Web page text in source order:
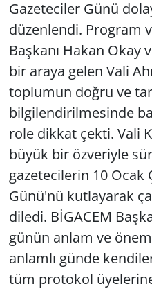
Gazeteciler Günü
düzenlendi. Program
Başkanı Hakan Okay
bir araya gelen Vali
toplumun doğru ve
bilgilendirilmesinde
role dikkat çekti. Vali
büyük bir özveriyle
gazetecilerin 10 Ocak
Günü'nü kutlayarak
diledi. BİGACEM
günün anlam ve
anlamlı günde
tüm protokol